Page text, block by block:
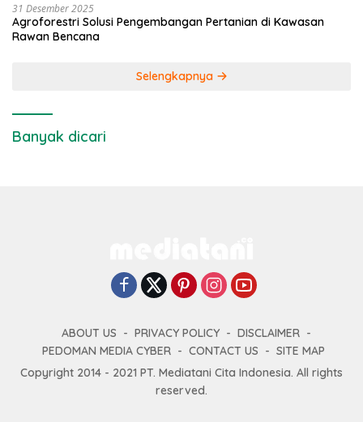
31 Desember 2025
Agroforestri Solusi Pengembangan Pertanian di Kawasan
Rawan Bencana
Selengkapnya
Banyak dicari
ABOUT US PRIVACY POLICY
DISCLAIMER
PEDOMAN MEDIA CYBER
CONTACT US
SITE MAP
Copyright 2014 - 2021 PT. Mediatani Cita Indonesia. All rights
reserved.